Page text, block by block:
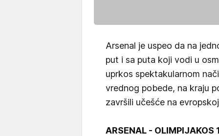
Arsenal je uspeo da na
put i sa puta koji vodi u
uprkos spektakularnom
vrednog pobede, na kraju
završili učešće na
ARSENAL -